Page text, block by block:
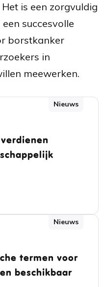
is een zorgvuldig
succesvolle
borstkanker
in
meewerken.
Nieuws
Nieuws
termen voor
beschikbaar